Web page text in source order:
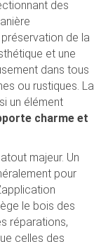
des
de la
et une
dans tous
ou rustiques. La
un élément
charme et
majeur. Un
pour
le bois des
réparations,
celles des